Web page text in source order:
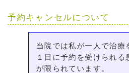
予約キャンセルについて
当院では私が一人で治療
１日に予約を受けられる
が限られています。